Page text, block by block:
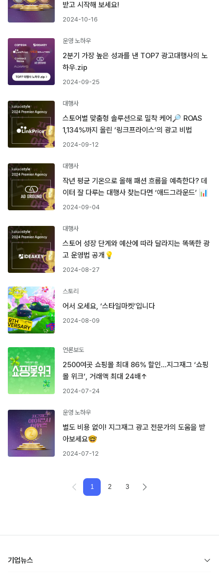
받고 시작해 보세요!
2024-10-16
운영 노하우
2분기 가장 높은 성과를 낸 TOP7 광고대행사의 노
하우.zip
2024-09-25
대행사
스토어별 맞춤형 솔루션으로 밀착 케어🔎 ROAS
1,134%까지 올린 ’링크프라이스’의 광고 비법
2024-09-12
대행사
작년 평균 기온으로 올해 패션 흐름을 예측한다? 데
이터 잘 다루는 대행사 찾는다면 ‘애드그라운드’ 📊
2024-09-04
대행사
스토어 성장 단계와 예산에 따라 달라지는 똑똑한 광
고 운영법 공개💡
2024-08-27
스토리
어서 오세요, ‘스타일마켓’입니다
2024-08-09
언론보도
2500여곳 쇼핑몰 최대 86% 할인…지그재그 ‘쇼핑
몰 위크’, 거래액 최대 24배↑
2024-07-24
운영 노하우
별도 비용 없이! 지그재그 광고 전문가의 도움을 받
아보세요🤓
2024-07-12
1 2 3
기업뉴스